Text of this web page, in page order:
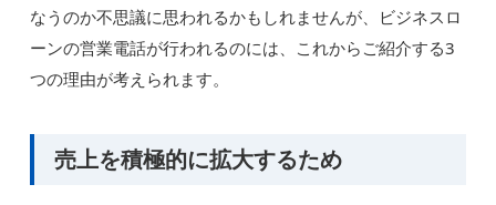
なうのか不思議に思われるかもしれませんが、ビジネスロ
ーンの営業電話が行われるのには、これからご紹介する3
つの理由が考えられます。
売上を積極的に拡大するため